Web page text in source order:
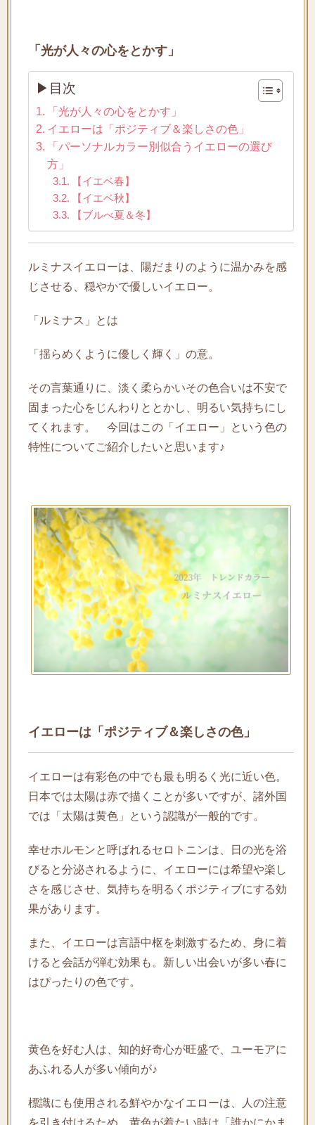
「光が人々の心をとかす」
▶目次
「光が人々の心をとかす」
イエローは「ポジティブ＆楽しさの色」
「パーソナルカラー別似合うイエローの選び
方」
【イエベ春】
【イエベ秋】
【ブルべ夏＆冬】
ルミナスイエローは、陽だまりのように温かみを感
じさせる、穏やかで優しいイエロー。
「ルミナス」とは
「揺らめくように優しく輝く」の意。
その言葉通りに、淡く柔らかいその色合いは不安で
固まった心をじんわりととかし、明るい気持ちにし
てくれます。 今回はこの「イエロー」という色の
特性についてご紹介したいと思います♪
イエローは「ポジティブ＆楽しさの色」
イエローは有彩色の中でも最も明るく光に近い色。
日本では太陽は赤で描くことが多いですが、諸外国
では「太陽は黄色」という認識が一般的です。
幸せホルモンと呼ばれるセロトニンは、日の光を浴
びると分泌されるように、イエローには希望や楽し
さを感じさせ、気持ちを明るくポジティブにする効
果があります。
また、イエローは言語中枢を刺激するため、身に着
けると会話が弾む効果も。新しい出会いが多い春に
はぴったりの色です。
黄色を好む人は、知的好奇心が旺盛で、ユーモアに
あふれる人が多い傾向が♪
標識にも使用される鮮やかなイエローは、人の注意
を引き付けるため、黄色が着たい時は「誰かにかま